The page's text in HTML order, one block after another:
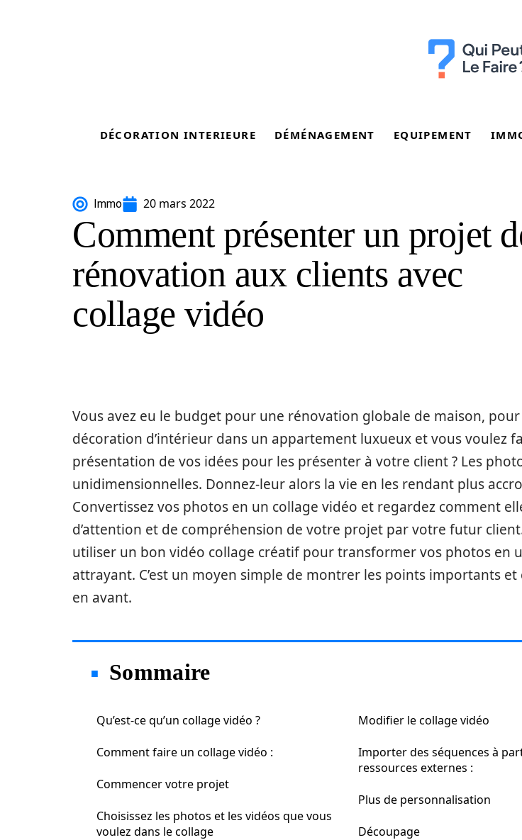
DÉCORATION INTERIEURE DÉMÉNAGEMENT EQUIPEMENT
Immo 20 mars 2022
Comment présenter un projet
rénovation aux clients avec
collage vidéo
Vous avez eu le budget pour une rénovation globale de maison,
décoration d’intérieur dans un appartement luxueux et vous voulez
présentation de vos idées pour les présenter à votre client ? Les
unidimensionnelles. Donnez-leur alors la vie en les rendant plus
Convertissez vos photos en un collage vidéo et regardez comment
d’attention et de compréhension de votre projet par votre futur
utiliser un bon vidéo collage créatif pour transformer vos photos en
attrayant. C’est un moyen simple de montrer les points importants
en avant.
Sommaire
Qu’est-ce qu’un collage vidéo ?
Comment faire un collage vidéo :
Commencer votre projet
Choisissez les photos et les vidéos que vous
voulez dans le collage
Modifier le collage vidéo
Importer des séquences à
ressources externes :
Plus de personnalisation
Découpage